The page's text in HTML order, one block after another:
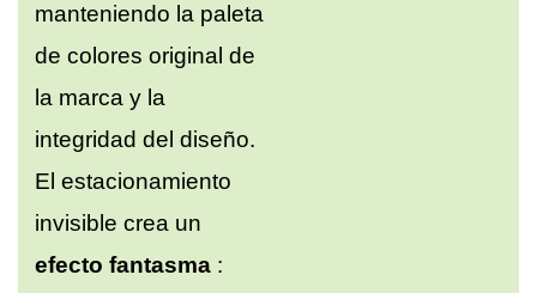
manteniendo la paleta
de colores original de
la marca y la
integridad del diseño.
El estacionamiento
invisible crea un
efecto fantasma :